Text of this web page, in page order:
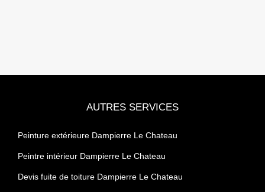
AUTRES SERVICES
Peinture extérieure Dampierre Le Chateau
Peintre intérieur Dampierre Le Chateau
Devis fuite de toiture Dampierre Le Chateau